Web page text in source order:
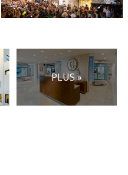
PLUS »